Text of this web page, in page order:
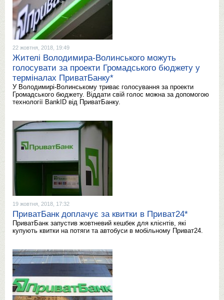
22 жовтня, 2018, 19:49
Жителі Володимира-Волинського можуть
голосувати за проекти Громадського бюджету у
терміналах ПриватБанку*
У Володимирі-Волинському триває голосування за проекти
Громадського бюджету. Віддати свій голос можна за допомогою
технології BankID від ПриватБанку.
19 жовтня, 2018, 17:32
ПриватБанк доплачує за квитки в Приват24*
ПриватБанк запустив жовтневий кешбек для клієнтів, які
купують квитки на потяги та автобуси в мобільному Приват24.